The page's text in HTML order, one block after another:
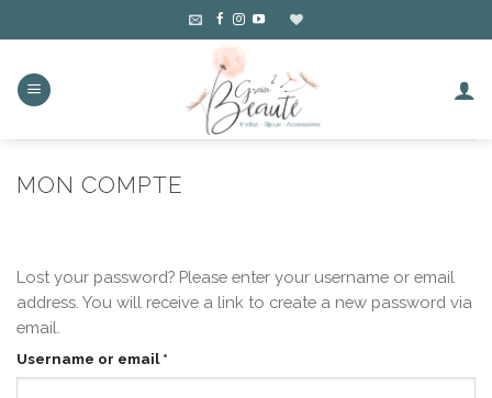
to
MON COMPTE
Lost your password? Please enter your username or email
address. You will receive a link to create a new password via
email.
Username or email*